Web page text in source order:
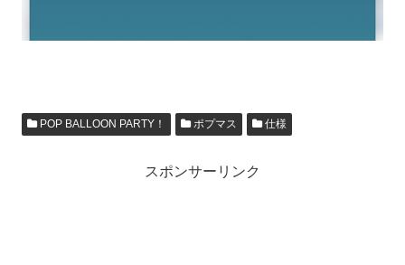
POP BALLOON PARTY！ ポプマス 仕様
スポンサーリンク